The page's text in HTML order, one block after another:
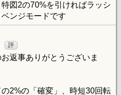
図2の70%を引ければラッシ
ンジモードです
評
返事ありがとうございま
2%の「確変」、時短30回転